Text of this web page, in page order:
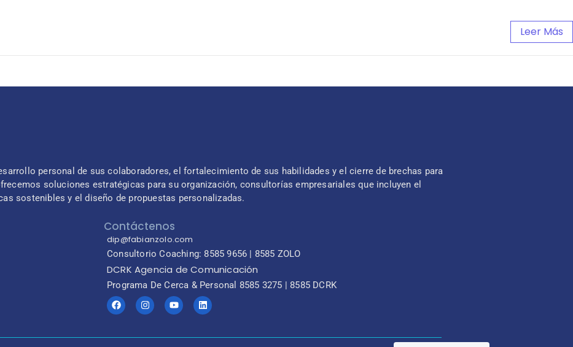
Leer Más
personal de sus colaboradores, el fortalecimiento de sus habilidades y el cierre de brechas para
soluciones estratégicas para su organización, consultorías empresariales que incluyen el
sostenibles y el diseño de propuestas personalizadas.
Contáctenos
dip@fabianzolo.com
Consultorio Coaching: 8585 9656 | 8585 ZOLO
DCRK Agencia de Comunicación
Programa De Cerca & Personal 8585 3275 | 8585 DCRK